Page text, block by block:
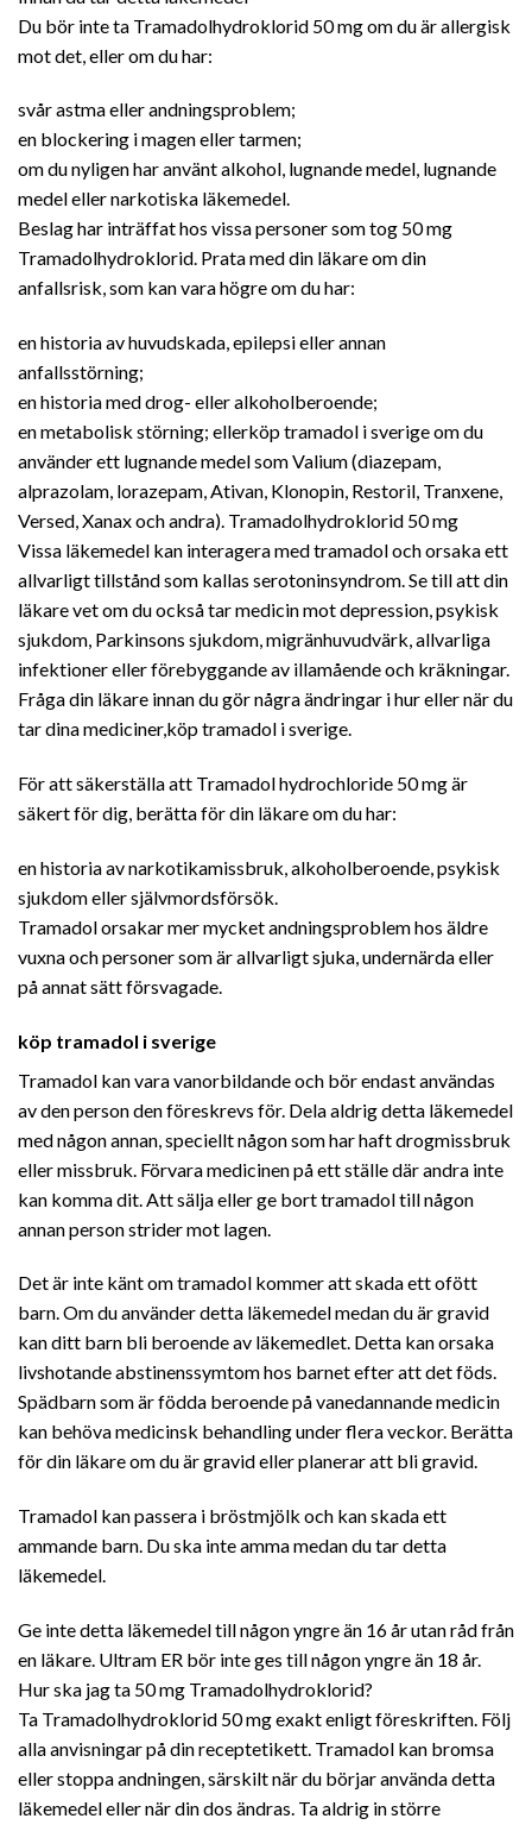
Du bör inte ta Tramadolhydroklorid 50 mg om du är allergisk
mot det, eller om du har:
svår astma eller andningsproblem;
en blockering i magen eller tarmen;
om du nyligen har använt alkohol, lugnande medel, lugnande
medel eller narkotiska läkemedel.
Beslag har inträffat hos vissa personer som tog 50 mg
Tramadolhydroklorid. Prata med din läkare om din
anfallsrisk, som kan vara högre om du har:
en historia av huvudskada, epilepsi eller annan
anfallsstörning;
en historia med drog- eller alkoholberoende;
en metabolisk störning; ellerköp tramadol i sverige om du
använder ett lugnande medel som Valium (diazepam,
alprazolam, lorazepam, Ativan, Klonopin, Restoril, Tranxene,
Versed, Xanax och andra). Tramadolhydroklorid 50 mg
Vissa läkemedel kan interagera med tramadol och orsaka ett
allvarligt tillstånd som kallas serotoninsyndrom. Se till att din
läkare vet om du också tar medicin mot depression, psykisk
sjukdom, Parkinsons sjukdom, migränhuvudvärk, allvarliga
infektioner eller förebyggande av illamående och kräkningar.
Fråga din läkare innan du gör några ändringar i hur eller när du
tar dina mediciner,köp tramadol i sverige.
För att säkerställa att Tramadol hydrochloride 50 mg är
säkert för dig, berätta för din läkare om du har:
en historia av narkotikamissbruk, alkoholberoende, psykisk
sjukdom eller självmordsförsök.
Tramadol orsakar mer mycket andningsproblem hos äldre
vuxna och personer som är allvarligt sjuka, undernärda eller
på annat sätt försvagade.
köp tramadol i sverige
Tramadol kan vara vanorbildande och bör endast användas
av den person den föreskrevs för. Dela aldrig detta läkemedel
med någon annan, speciellt någon som har haft drogmissbruk
eller missbruk. Förvara medicinen på ett ställe där andra inte
kan komma dit. Att sälja eller ge bort tramadol till någon
annan person strider mot lagen.
Det är inte känt om tramadol kommer att skada ett ofött
barn. Om du använder detta läkemedel medan du är gravid
kan ditt barn bli beroende av läkemedlet. Detta kan orsaka
livshotande abstinenssymtom hos barnet efter att det föds.
Spädbarn som är födda beroende på vanedannande medicin
kan behöva medicinsk behandling under flera veckor. Berätta
för din läkare om du är gravid eller planerar att bli gravid.
Tramadol kan passera i bröstmjölk och kan skada ett
ammande barn. Du ska inte amma medan du tar detta
läkemedel.
Ge inte detta läkemedel till någon yngre än 16 år utan råd från
en läkare. Ultram ER bör inte ges till någon yngre än 18 år.
Hur ska jag ta 50 mg Tramadolhydroklorid?
Ta Tramadolhydroklorid 50 mg exakt enligt föreskriften. Följ
alla anvisningar på din receptetikett. Tramadol kan bromsa
eller stoppa andningen, särskilt när du börjar använda detta
läkemedel eller när din dos ändras. Ta aldrig in större